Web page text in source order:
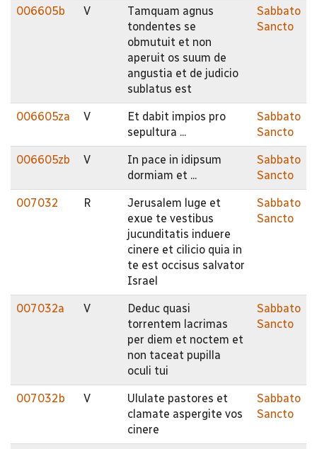
006605b V
Tamquam agnus
tondentes se
obmutuit et non
aperuit os suum de
angustia et de judicio
sublatus est
Sabbato
Sancto
006605za V
Et dabit impios pro
sepultura ...
Sabbato
Sancto
006605zb V
In pace in idipsum
dormiam et ...
Sabbato
Sancto
007032 R
Jerusalem luge et
exue te vestibus
jucunditatis induere
cinere et cilicio quia in
te est occisus salvator
Israel
Sabbato
Sancto
007032a V
Deduc quasi
torrentem lacrimas
per diem et noctem et
non taceat pupilla
oculi tui
Sabbato
Sancto
007032b V
Ululate pastores et
clamate aspergite vos
cinere
Sabbato
Sancto